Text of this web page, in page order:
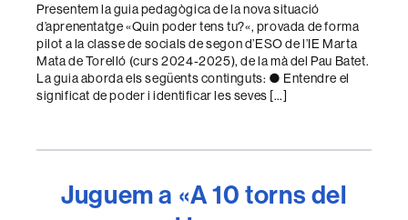
Presentem la guia pedagògica de la nova situació
d’aprenentatge «Quin poder tens tu?«, provada de forma
pilot a la classe de socials de segon d’ESO de l’IE Marta
Mata de Torelló (curs 2024-2025), de la mà del Pau Batet.
La guia aborda els següents continguts: ● Entendre el
significat de poder i identificar les seves […]
Juguem a «A 10 torns del